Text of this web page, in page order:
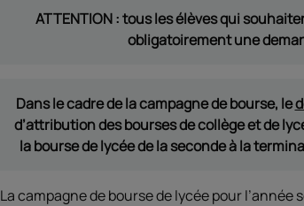
ATTENTION : tous les élèves qui
obligatoirement une
Dans le cadre de la campagne de bourse, le
d’attribution des bourses de collège et de
la bourse de lycée de la seconde à la
La campagne de bourse de lycée pour